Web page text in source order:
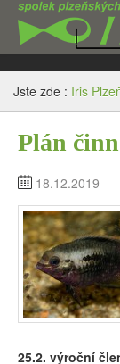
Aktuality
Články
Fotogalerie
O spolku
Kontakt
Inzerce
Jste zde : Iris
Plán
18.12.2019
25.2. výroční